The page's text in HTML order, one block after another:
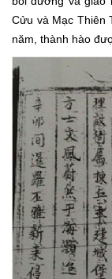
Cửu và Mạc Thiên
năm, thành hào